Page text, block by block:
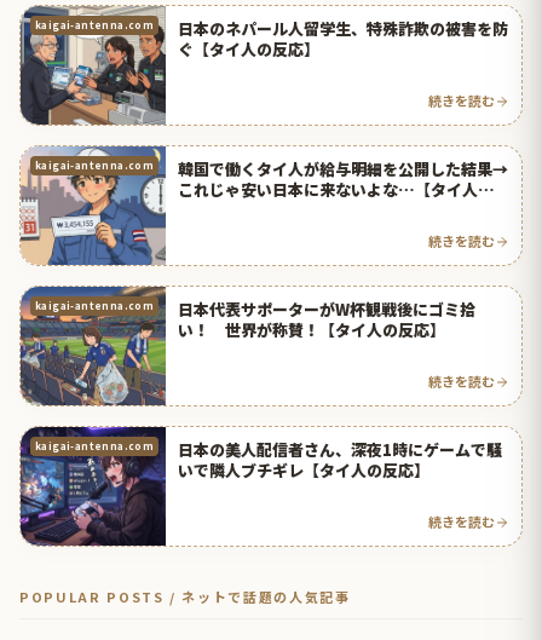
kaigai-antenna.com
日本のネパール人留学生、特殊詐欺の被害を防
ぐ【タイ人の反応】
続きを読む
kaigai-antenna.com
韓国で働くタイ人が給与明細を公開した結果→
これじゃ安い日本に来ないよな…【タイ人の反
続きを読む
kaigai-antenna.com
日本代表サポーターがW杯観戦後にゴミ拾
い！ 世界が称賛！【タイ人の反応】
続きを読む
kaigai-antenna.com
日本の美人配信者さん、深夜1時にゲームで騒
いで隣人ブチギレ【タイ人の反応】
続きを読む
POPULAR POSTS / ネットで話題の人気記事